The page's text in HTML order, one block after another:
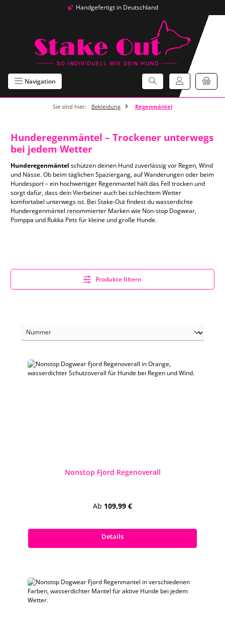
Zum Hauptinhalt springenHandgefertigt in Deutschland
Navigation
Sie sind hier: Bekleidung Regenmäntel
Hunderegenmäntel – Trockener unterwegs
bei jedem Wetter
Hunderegenmäntel schützen deinen Hund zuverlässig vor Regen, Wind
und Nässe. Ob beim täglichen Spaziergang, auf Wanderungen oder beim
Hundesport – ein hochwertiger Regenmantel hält das Fell trocken und
sorgt dafür, dass dein Vierbeiner auch bei schlechtem Wetter
komfortabel unterwegs ist. Bei Stake-Out findest du wasserdichte
Hunderegenmäntel renommierter Marken wie Non-stop Dogwear,
Pomppa und Rukka Pets für kleine und große Hunde.
Produkte filtern
Nonstop Fjord Regenoverall
Regulärer Preis:
Ab 109,99 €
Details